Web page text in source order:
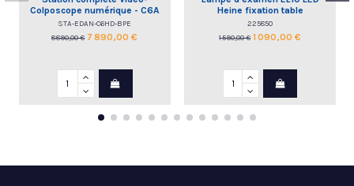
Colposcope numérique - C6A
HD EDAN
STA-EDAN-C6HD-BPE
8 890,00 € 7 890,00 €
Heine fixation table
225850
1 590,00 € 1 090,00 €